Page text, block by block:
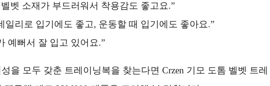
벳 소재가 부드러워서 착용감도 좋고요.”
일리로 입기에도 좋고, 운동할 때 입기에도 좋아요.”
예뻐서 잘 입고 있어요.”
을 모두 갖춘 트레이닝복을 찾는다면 Crzen 기모 도톰 벨벳 트레